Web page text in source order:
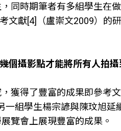
同時期筆者有多組學生在
文獻[4]（盧崇文2009）的
個攝影點才能將所有人拍攝
獲得了豐富的成果即參考
組學生楊宗諺與陳玟旭延
覽會上展現豐富的成果。